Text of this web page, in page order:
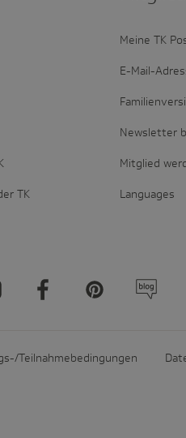
TK
Meine TK
E-Mail-
Newsletter
Mitglied
Languages
Teilnahmebedingungen